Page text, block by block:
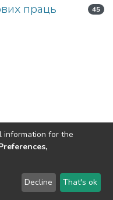
праць
45
2002-2026 LYRASIS
Feedback
information for the
Decline That's ok